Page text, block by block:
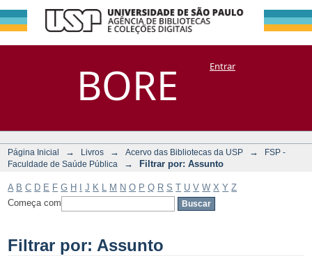
BORE
Filtrar por:
Assunto
DSpace/Manakin + CoriscoEntrar
Página Inicial → Livros → Acervo das Bibliotecas da USP →
FSP -
Faculdade de Saúde Pública
→ Filtrar por: Assunto
A B C D E F G H J K M N O P Q R S T U V W X Y Z
Começa com
Filtrar por: Assunto